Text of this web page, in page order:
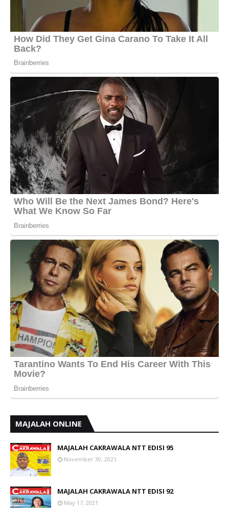
MAJALAH ONLINE
MAJALAH CAKRAWALA NTT EDISI 95
November 30, 2021
MAJALAH CAKRAWALA NTT EDISI 92
May 17, 2021